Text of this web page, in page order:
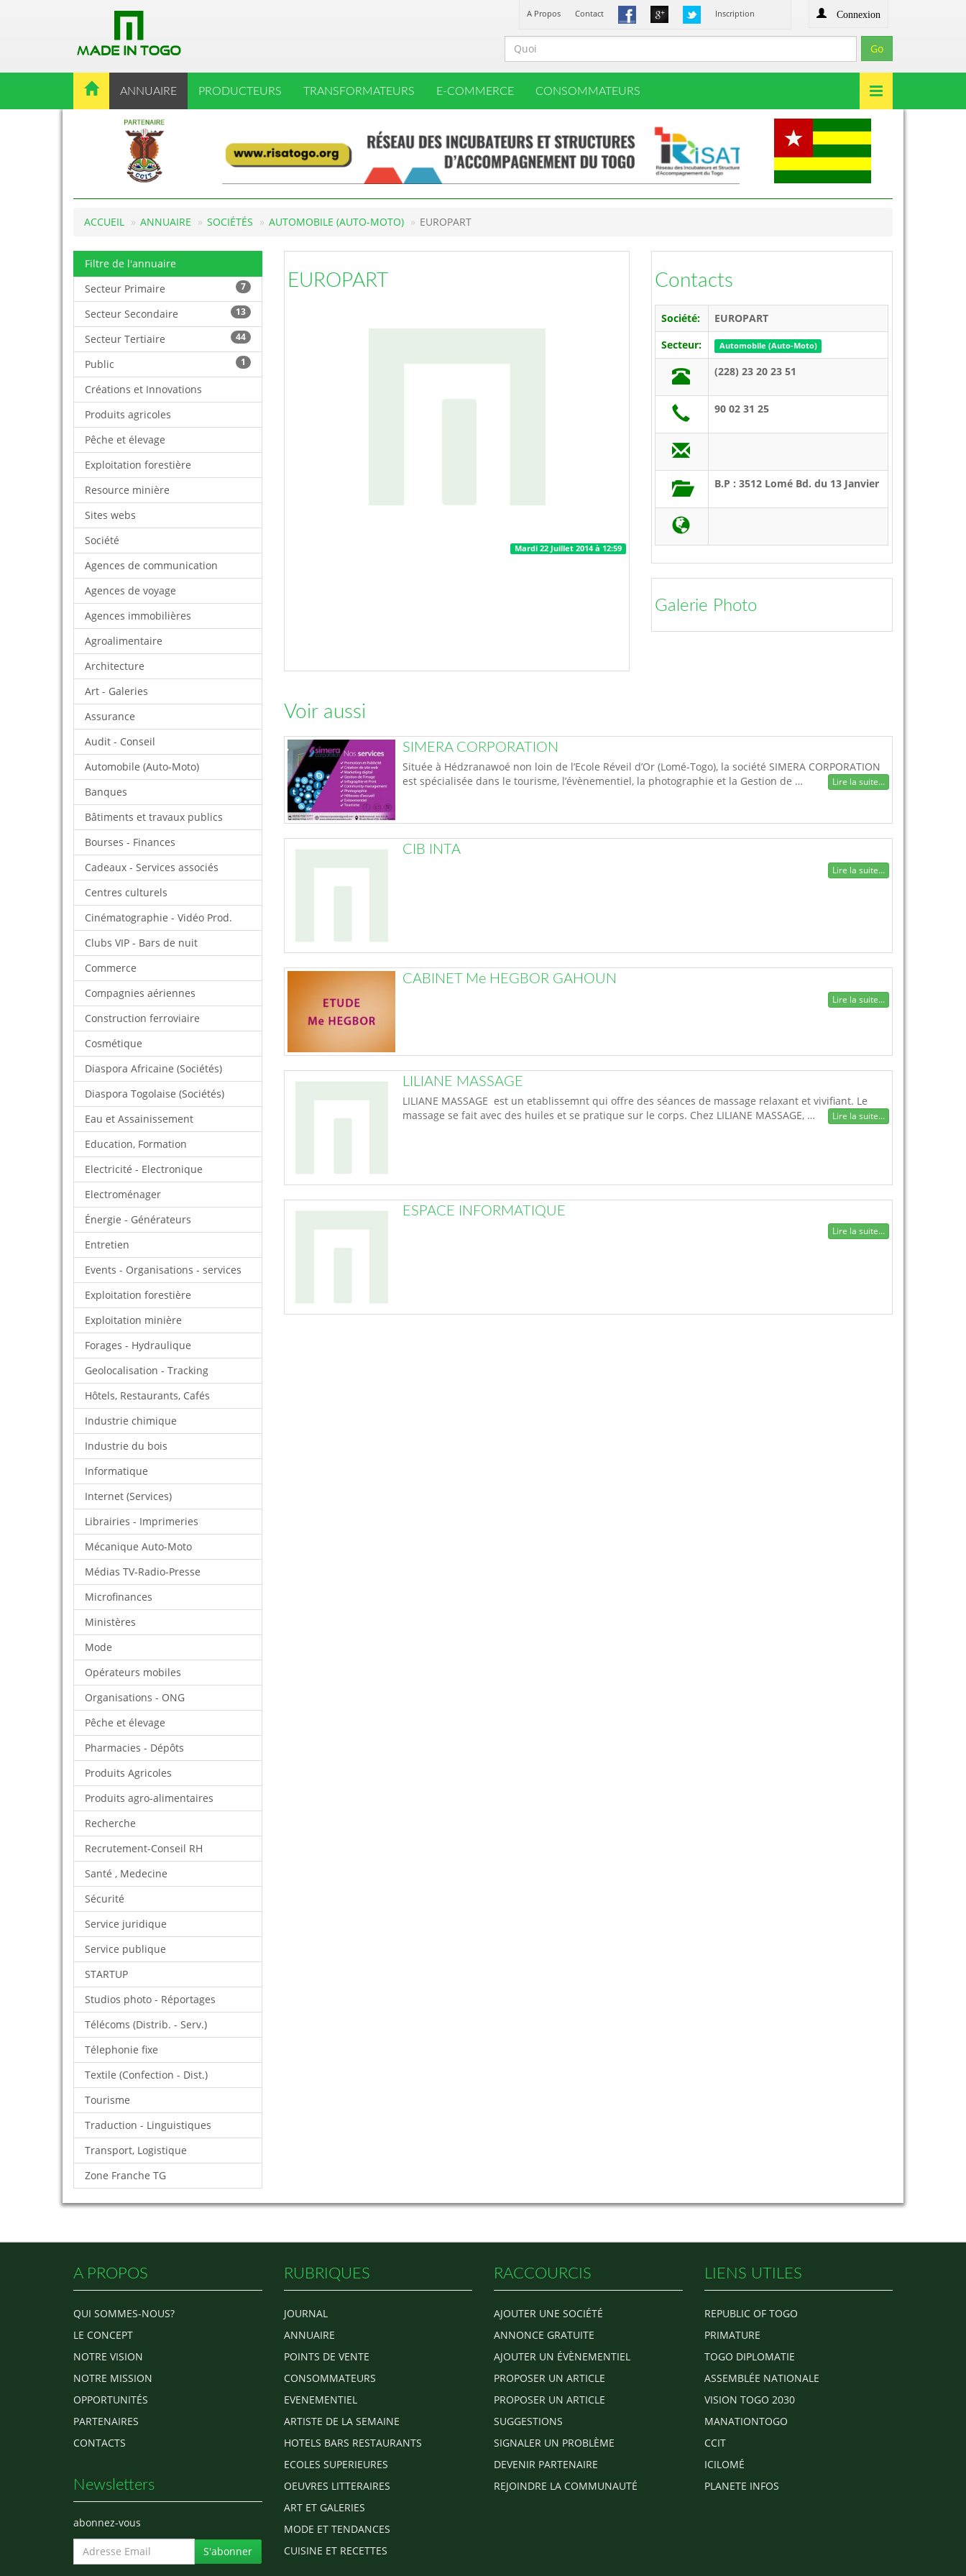
A Propos Contact Inscription Connexion
ANNUAIRE PRODUCTEURS TRANSFORMATEURS E-COMMERCE CONSOMMATEURS
ACCUEIL ANNUAIRE SOCIÉTÉS AUTOMOBILE (AUTO-MOTO) EUROPART
Filtre de l'annuaire
7
Secteur Primaire
13
Secteur Secondaire
44
Secteur Tertiaire
1
Public
Créations et Innovations
Produits agricoles
Pêche et élevage
Exploitation forestière
Resource minière
Sites webs
Société
Agences de communication
Agences de voyage
Agences immobilières
Agroalimentaire
Architecture
Art - Galeries
Assurance
Audit - Conseil
Automobile (Auto-Moto)
Banques
Bâtiments et travaux publics
Bourses - Finances
Cadeaux - Services associés
Centres culturels
Cinématographie - Vidéo Prod.
Clubs VIP - Bars de nuit
Commerce
Compagnies aériennes
Construction ferroviaire
Cosmétique
Diaspora Africaine (Sociétés)
Diaspora Togolaise (Sociétés)
Eau et Assainissement
Education, Formation
Electricité - Electronique
Electroménager
Énergie - Générateurs
Entretien
Events - Organisations - services
Exploitation forestière
Exploitation minière
Forages - Hydraulique
Geolocalisation - Tracking
Hôtels, Restaurants, Cafés
Industrie chimique
Industrie du bois
Informatique
Internet (Services)
Librairies - Imprimeries
Mécanique Auto-Moto
Médias TV-Radio-Presse
Microfinances
Ministères
Mode
Opérateurs mobiles
Organisations - ONG
Pêche et élevage
Pharmacies - Dépôts
Produits Agricoles
Produits agro-alimentaires
Recherche
Recrutement-Conseil RH
Santé , Medecine
Sécurité
Service juridique
Service publique
STARTUP
Studios photo - Réportages
Télécoms (Distrib. - Serv.)
Télephonie fixe
Textile (Confection - Dist.)
Tourisme
Traduction - Linguistiques
Transport, Logistique
Zone Franche TG
EUROPART
Mardi 22 Juillet 2014 à 12:59
Contacts
Société:
EUROPART
Secteur:
Automobile (Auto-Moto)
(228) 23 20 23 51
90 02 31 25
B.P : 3512 Lomé Bd. du 13 Janvier
Galerie Photo
Voir aussi
SIMERA CORPORATION
Située à Hédzranawoé non loin de l’Ecole Réveil d’Or (Lomé-Togo), la société SIMERA CORPORATION
est spécialisée dans le tourisme, l’évènementiel, la photographie et la Gestion de …
Lire la suite...
CIB INTA
Lire la suite...
CABINET Me HEGBOR GAHOUN
Lire la suite...
LILIANE MASSAGE
LILIANE MASSAGE est un etablissemnt qui offre des séances de massage relaxant et vivifiant. Le
massage se fait avec des huiles et se pratique sur le corps. Chez LILIANE MASSAGE, …
Lire la suite...
ESPACE INFORMATIQUE
Lire la suite...
A PROPOS
QUI SOMMES-NOUS?
LE CONCEPT
NOTRE VISION
NOTRE MISSION
OPPORTUNITÉS
PARTENAIRES
CONTACTS
Newsletters
abonnez-vous
S'abonner
RUBRIQUES
JOURNAL
ANNUAIRE
POINTS DE VENTE
CONSOMMATEURS
EVENEMENTIEL
ARTISTE DE LA SEMAINE
HOTELS BARS RESTAURANTS
ECOLES SUPERIEURES
OEUVRES LITTERAIRES
ART ET GALERIES
MODE ET TENDANCES
CUISINE ET RECETTES
RACCOURCIS
AJOUTER UNE SOCIÉTÉ
ANNONCE GRATUITE
AJOUTER UN ÉVÈNEMENTIEL
PROPOSER UN ARTICLE
PROPOSER UN ARTICLE
SUGGESTIONS
SIGNALER UN PROBLÈME
DEVENIR PARTENAIRE
REJOINDRE LA COMMUNAUTÉ
LIENS UTILES
REPUBLIC OF TOGO
PRIMATURE
TOGO DIPLOMATIE
ASSEMBLÉE NATIONALE
VISION TOGO 2030
MANATIONTOGO
CCIT
ICILOMÉ
PLANETE INFOS